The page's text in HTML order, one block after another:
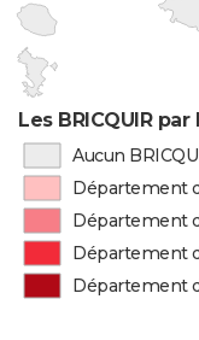
Les BRICQUIR
Aucun
Département
Département
Département
Département